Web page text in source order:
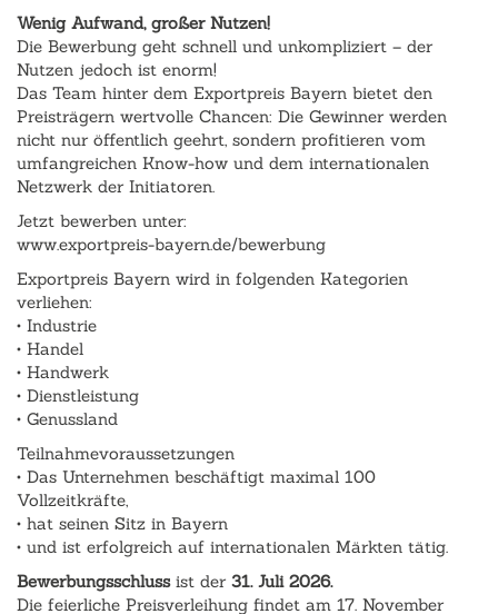
Wenig Aufwand, großer Nutzen!
Die Bewerbung geht schnell und unkompliziert – der
Nutzen jedoch ist enorm!
Das Team hinter dem Exportpreis Bayern bietet den
Preisträgern wertvolle Chancen: Die Gewinner werden
nicht nur öffentlich geehrt, sondern profitieren vom
umfangreichen Know-how und dem internationalen
Netzwerk der Initiatoren.
Jetzt bewerben unter:
www.exportpreis-bayern.de/bewerbung
Exportpreis Bayern wird in folgenden Kategorien
verliehen:
• Industrie
• Handel
• Handwerk
• Dienstleistung
• Genussland
Teilnahmevoraussetzungen
• Das Unternehmen beschäftigt maximal 100
Vollzeitkräfte,
• hat seinen Sitz in Bayern
• und ist erfolgreich auf internationalen Märkten tätig.
Bewerbungsschlussist der 31. Juli 2026.
Die feierliche Preisverleihung findet am 17. November